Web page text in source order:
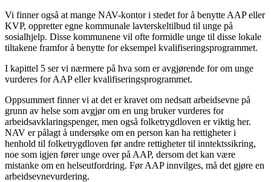
Vi finner også at mange NAV-kontor i stedet for å benytte AAP eller
KVP, oppretter egne kommunale lavterskeltilbud til unge på
sosialhjelp. Disse kommunene vil ofte formidle unge til disse lokale
tiltakene framfor å benytte for eksempel kvalifiseringsprogrammet.
I kapittel 5 ser vi nærmere på hva som er avgjørende for om unge
vurderes for AAP eller kvalifiseringsprogrammet.
Oppsummert finner vi at det er kravet om nedsatt arbeidsevne på
grunn av helse som avgjør om en ung bruker vurderes for
arbeidsavklaringspenger, men også folketrygdloven er viktig her.
NAV er pålagt å undersøke om en person kan ha rettigheter i
henhold til folketrygdloven før andre rettigheter til inntektssikring,
noe som igjen fører unge over på AAP, dersom det kan være
mistanke om en helseutfordring. Før AAP innvilges, må det gjøre en
arbeidsevnevurdering.